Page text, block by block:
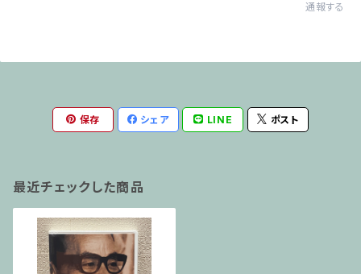
通報する
保存 シェア LINE ポスト
最近チェックした商品